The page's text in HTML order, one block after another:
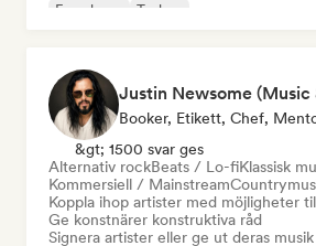
Fransk rap
Techno
Booker, Etikett, Chef,
&gt; 1500 svar ges
Alternativ rockBeats / Lo-fiKlassisk
Kommersiell / Mainstream
Koppla ihop artister med möjligheter
Ge konstnärer konstruktiva råd
Signera artister eller ge ut deras musik